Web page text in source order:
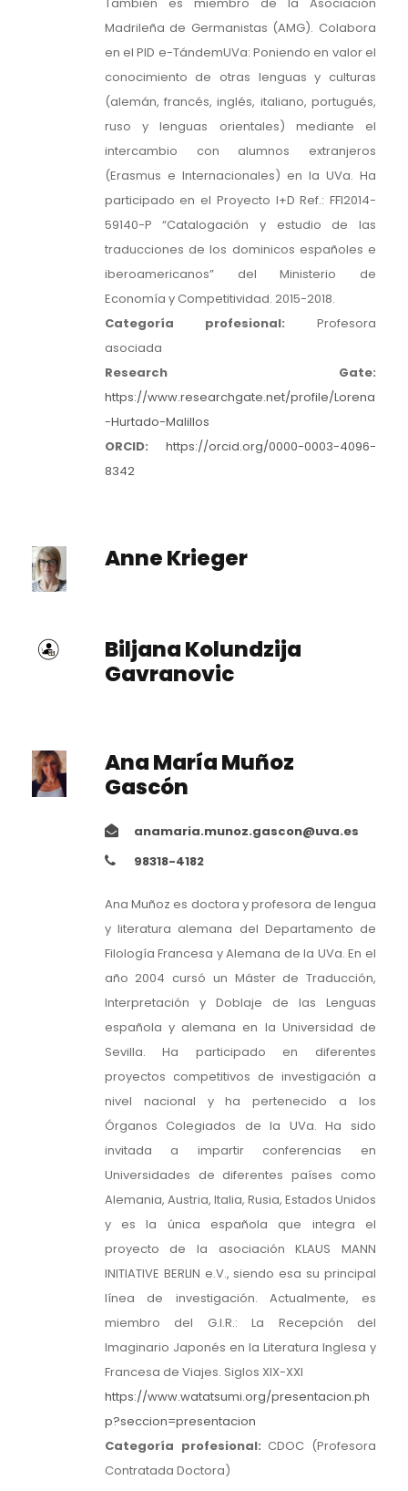
Madrileña de Germanistas (AMG). Colabora
en el PID e-TándemUVa: Poniendo en valor el
conocimiento de otras lenguas y culturas
(alemán, francés, inglés, italiano, portugués,
ruso y lenguas orientales) mediante el
intercambio con alumnos extranjeros
(Erasmus e Internacionales) en la UVa. Ha
participado en el Proyecto I+D Ref.: FFI2014-
59140-P “Catalogación y estudio de las
traducciones de los dominicos españoles e
iberoamericanos” del Ministerio de
Economía y Competitividad. 2015-2018.
Categoría profesional: Profesora
asociada
Research Gate:
https://www.researchgate.net/profile/Lorena
-Hurtado-Malillos
ORCID:
https://orcid.org/0000-0003-4096-
8342
Anne Krieger
Biljana Kolundzija
Gavranovic
Ana María Muñoz
Gascón
anamaria.munoz.gascon@uva.es
98318-4182
Ana Muñoz es doctora y profesora de lengua
y literatura alemana del Departamento de
Filología Francesa y Alemana de la UVa. En el
año 2004 cursó un Máster de Traducción,
Interpretación y Doblaje de las Lenguas
española y alemana en la Universidad de
Sevilla. Ha participado en diferentes
proyectos competitivos de investigación a
nivel nacional y ha pertenecido a los
Órganos Colegiados de la UVa. Ha sido
invitada a impartir conferencias en
Universidades de diferentes países como
Alemania, Austria, Italia, Rusia, Estados Unidos
y es la única española que integra el
proyecto de la asociación KLAUS MANN
INITIATIVE BERLIN e.V., siendo esa su principal
línea de investigación. Actualmente, es
miembro del G.I.R.: La Recepción del
Imaginario Japonés en la Literatura Inglesa y
Francesa de Viajes. Siglos XIX-XXI
https://www.watatsumi.org/presentacion.ph
p?seccion=presentacion
Categoría profesional: CDOC (Profesora
Contratada Doctora)